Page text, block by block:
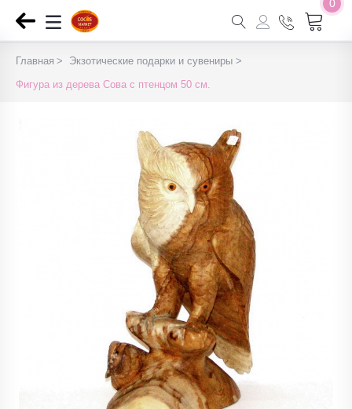
0
Главная
Экзотические подарки и сувениры
Фигура из дерева Сова с птенцом 50 см.